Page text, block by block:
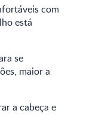
com
está
se
maior a
a cabeça e